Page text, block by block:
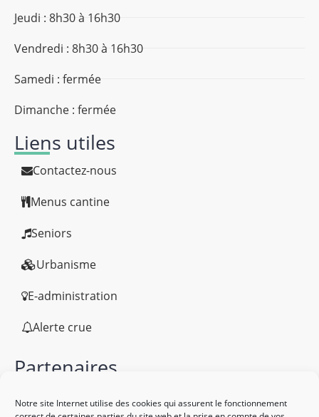
Notre site Internet utilise des cookies qui assurent le fonctionnement
Jeudi : 8h30 à 16h30
Vendredi : 8h30 à 16h30
Samedi : fermée
Dimanche : fermée
Liens utiles
Contactez-nous
Menus cantine
Seniors
Urbanisme
E-administration
Alerte crue
Partenaires